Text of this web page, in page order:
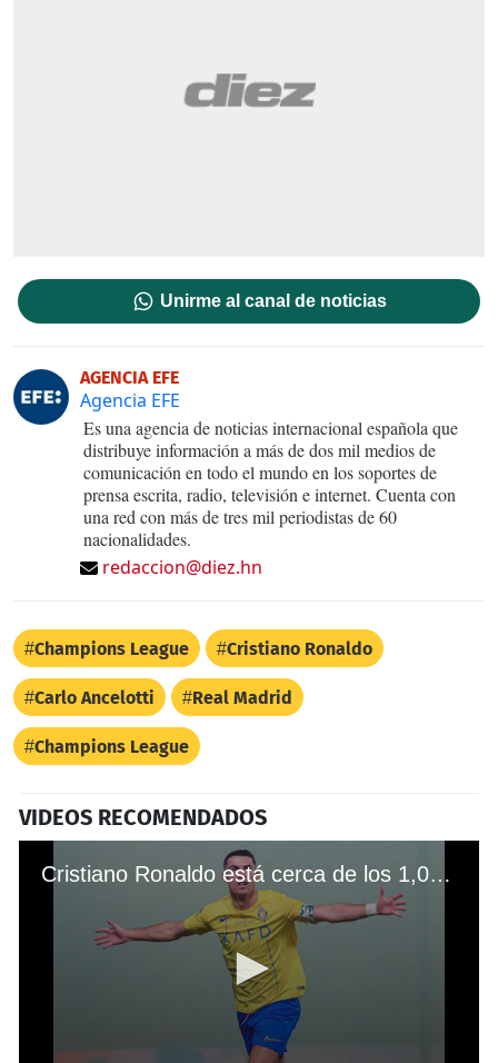
Unirme al canal de noticias
AGENCIA EFE
Agencia EFE
Es una agencia de noticias internacional española que
distribuye información a más de dos mil medios de
comunicación en todo el mundo en los soportes de
prensa escrita, radio, televisión e internet. Cuenta con
una red con más de tres mil periodistas de 60
nacionalidades.
redaccion@diez.hn
Champions League Cristiano Ronaldo
Carlo Ancelotti Real Madrid
Champions League
VIDEOS RECOMENDADOS
​Cristiano Ronaldo está cerca de los 1,000 goles: así fue el increíble doblete del portugués en el triunfo del Al-Nassr